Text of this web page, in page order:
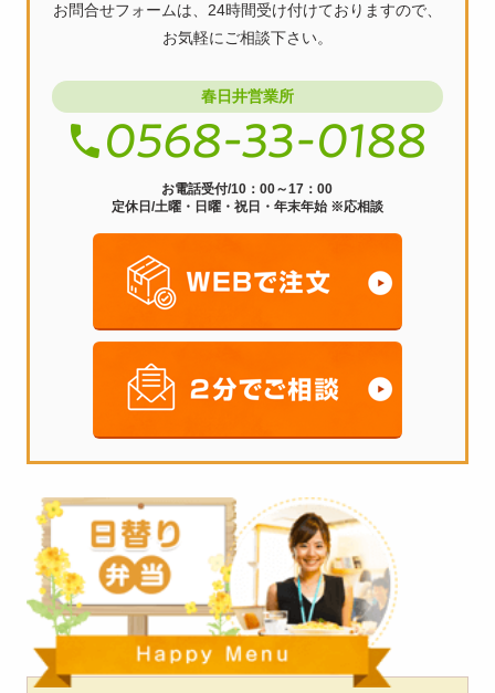
シ
ン
お問合せフォームは、24時間受け付けておりますので、
お気軽にご相談下さい。
春日井営業所
お電話受付/10：00～17：00
定休日/土曜・日曜・祝日・年末年始 ※応相談